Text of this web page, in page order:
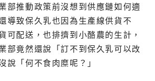
部推動政策前沒想到供應鏈如何適
導致保久乳也因為生產線供貨不
可配送，也排擠到小酪農的生計，
部竟然還說「訂不到保久乳可以改
說「何不食肉糜呢？」